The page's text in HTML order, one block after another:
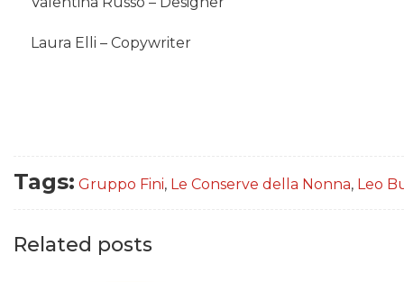
Laura Elli – Copywriter
Tags: Gruppo Fini, Le Conserve della Nonna, Leo
Related posts